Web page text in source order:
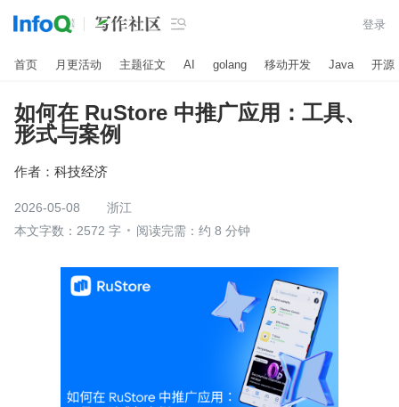
 登录
首页 月更活动 主题征文 AI golang 移动开发 Java 开源
如何在 RuStore 中推广应用：工具、
形式与案例
作者： 科技经济
2026-05-08
浙江
本文字数：2572 字
阅读完需：约 8 分钟